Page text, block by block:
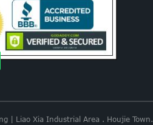
| Liao Xia Industrial Area . Houjie Town.